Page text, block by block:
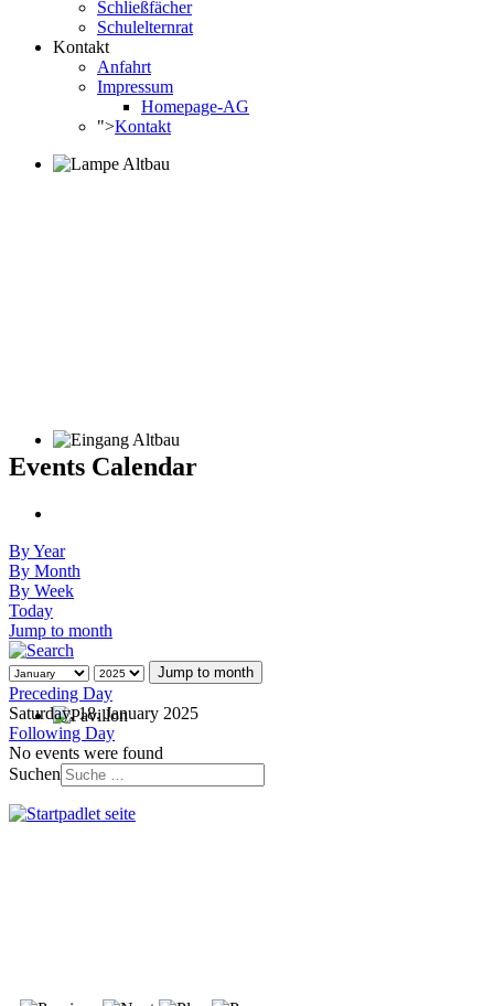
Schließfächer
Schulelternrat
Kontakt
Anfahrt
Impressum
Homepage-AG
">Kontakt
Events Calendar
By Year
By Month
By Week
Today
Jump to month
Jump to month
Preceding Day
Saturday, 18. January 2025
Following Day
No events were found
Suchen